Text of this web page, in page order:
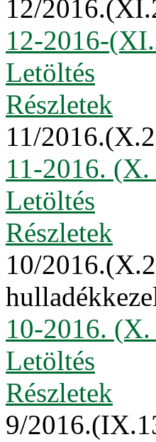
12/
12-2016-
Letöltés
Részletek
11/
11-2016. (X.
Letöltés
Részletek
10/
10-2016.
Letöltés
Részletek
9/